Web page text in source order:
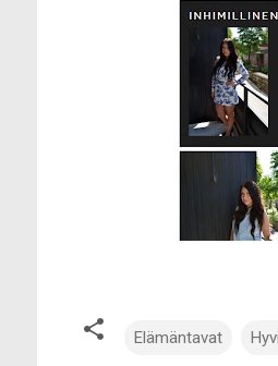
Elämäntavat